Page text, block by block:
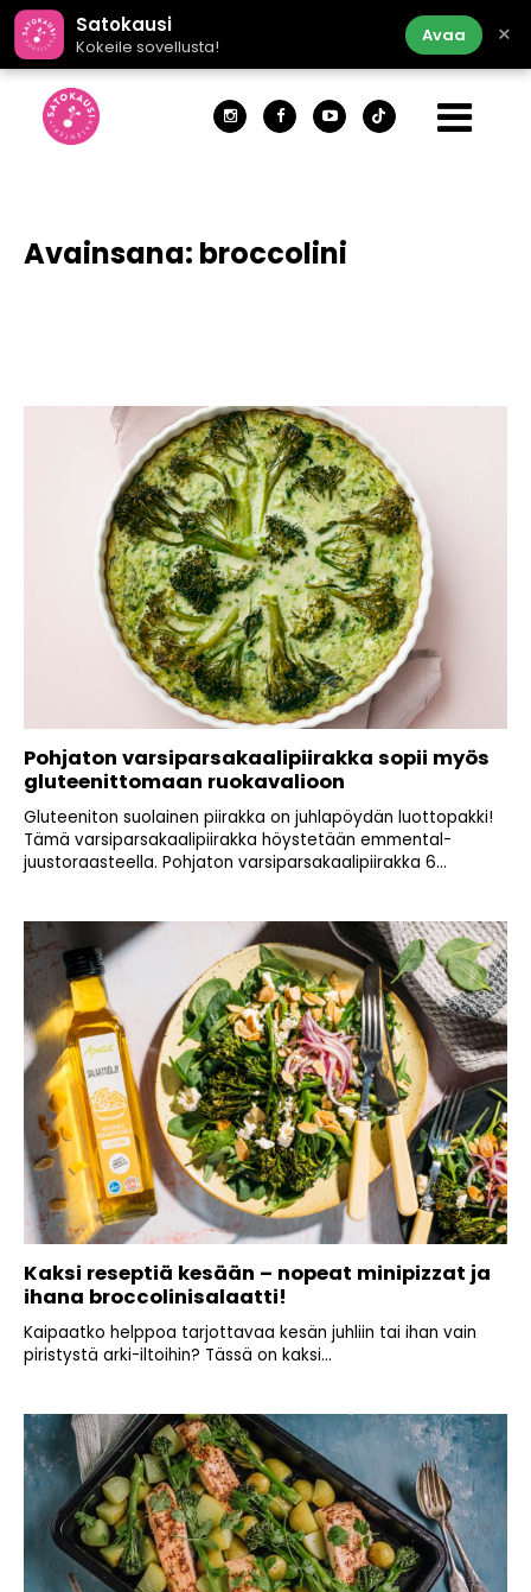
Satokausi
Kokeile sovellusta!
Avaa ×
Avainsana: broccolini
Pohjaton varsiparsakaalipiirakka sopii myös
gluteenittomaan ruokavalioon
Gluteeniton suolainen piirakka on juhlapöydän luottopakki!
Tämä varsiparsakaalipiirakka höystetään emmental-
juustoraasteella. Pohjaton varsiparsakaalipiirakka 6...
Kaksi reseptiä kesään – nopeat minipizzat ja
ihana broccolinisalaatti!
Kaipaatko helppoa tarjottavaa kesän juhliin tai ihan vain
piristystä arki-iltoihin? Tässä on kaksi...